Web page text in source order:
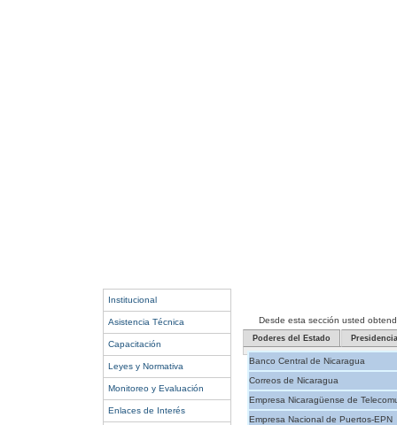
Institucional
Asistencia Técnica
Capacitación
Leyes y Normativa
Monitoreo y Evaluación
Enlaces de Interés
Desde esta sección usted
Poderes del Estado Presidencia
Banco Central de Nicaragua
Correos de Nicaragua
Empresa Nicaragüense de
Empresa Nacional de Puertos-EPN